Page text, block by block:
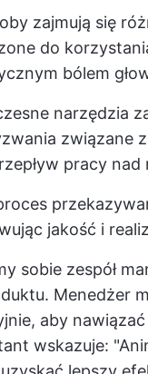
zajmują się
do
bólem
narzędzia
związane
pracy
jakość i
sobie zespół
Menedżer
aby
wskazuje: